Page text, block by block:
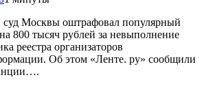
Москвы оштрафовал популярный
800 тысяч рублей за невыполнение
реестра организаторов
Об этом «Ленте. ру» сообщили